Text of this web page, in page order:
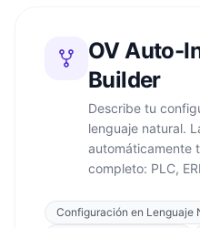
OV Auto-
Builder
Describe tu
lenguaje natural.
automáticamente
completo: PLC,
Configuración en Lenguaje